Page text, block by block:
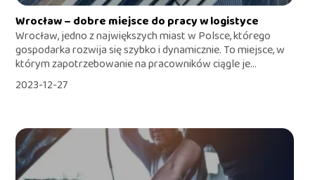
Wrocław – dobre miejsce do pracy w logistyce
Wrocław, jedno z największych miast w Polsce, którego
gospodarka rozwija się szybko i dynamicznie. To miejsce, w
którym zapotrzebowanie na pracowników ciągle je...
2023-12-27